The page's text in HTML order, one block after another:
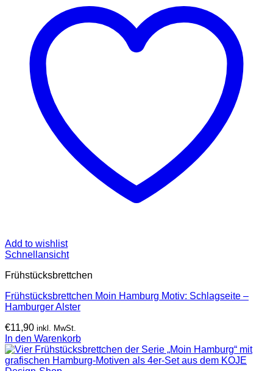
Add to wishlist
Schnellansicht
Frühstücksbrettchen
Frühstücksbrettchen Moin Hamburg Motiv: Schlagseite –
Hamburger Alster
€11,90 inkl. MwSt.
In den Warenkorb